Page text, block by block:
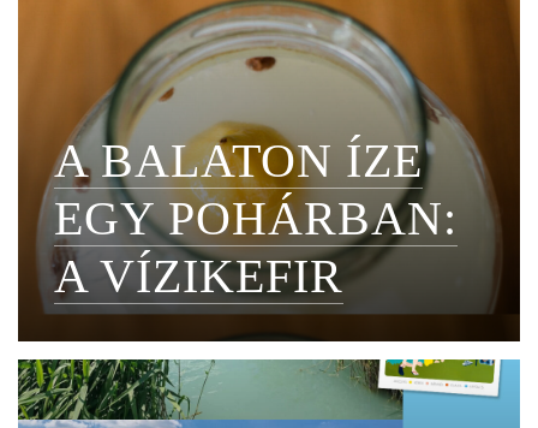
A BALATON ÍZE
EGY POHÁRBAN:
A VÍZIKEFIR